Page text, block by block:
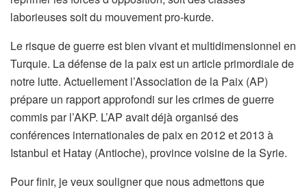
laborieuses soit du mouvement pro-kurde.
Le risque de guerre est bien vivant et multidimensionnel en
Turquie. La défense de la paix est un article primordiale de
notre lutte. Actuellement l’Association de la Paix (AP)
prépare un rapport approfondi sur les crimes de guerre
commis par l’AKP. L’AP avait déjà organisé des
conférences internationales de paix en 2012 et 2013 à
Istanbul et Hatay (Antioche), province voisine de la Syrie.
Pour finir, je veux souligner que nous admettons que